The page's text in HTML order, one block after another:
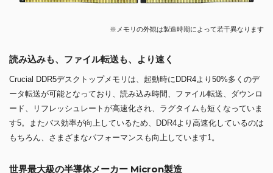
※メモリの外観は製造時期によって若干異なります
読み込みも、ファイル転送も、より速く
Crucial DDR5デスクトップメモリは、起動時にDDR4より50%多くのデ
ータ転送が可能となっており、読み込み時間、ファイル転送、ダウンロ
ード、リフレッシュレートが高速化され、ラグタイムも短くなっていま
す5。またバス効率が向上しているため、DDR4より高速化しているのは
もちろん、さまざまなパフォーマンスも向上しています1。
世界最大級の半導体メーカー Micron製造